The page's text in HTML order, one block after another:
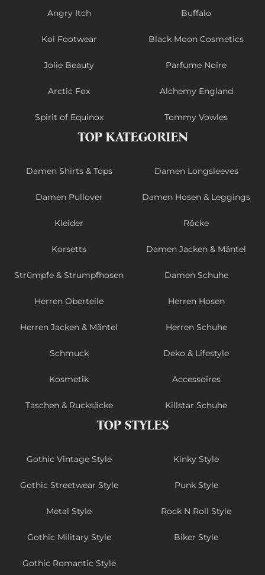
Angry Itch Buffalo
Koi Footwear Black Moon Cosmetics
Jolie Beauty Parfume Noire
Arctic Fox Alchemy England
Spirit of Equinox Tommy Vowles
TOP KATEGORIEN
Damen Shirts & Tops Damen Longsleeves
Damen Pullover Damen Hosen & Leggings
Kleider Röcke
Korsetts Damen Jacken & Mäntel
Strümpfe & Strumpfhosen Damen Schuhe
Herren Oberteile Herren Hosen
Herren Jacken & Mäntel Herren Schuhe
Schmuck Deko & Lifestyle
Kosmetik Accessoires
Taschen & Rucksäcke Killstar Schuhe
TOP STYLES
Gothic Vintage Style Kinky Style
Gothic Streetwear Style Punk Style
Metal Style Rock N Roll Style
Gothic Military Style Biker Style
Gothic Romantic Style